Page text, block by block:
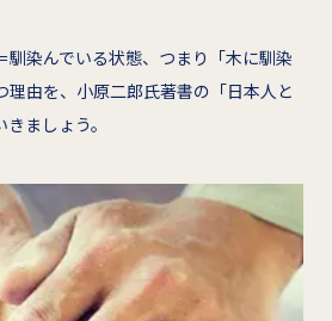
馴染んでいる状態、つまり「木に馴染
理由を、小原二郎氏著書の「日本人と
ましょう。